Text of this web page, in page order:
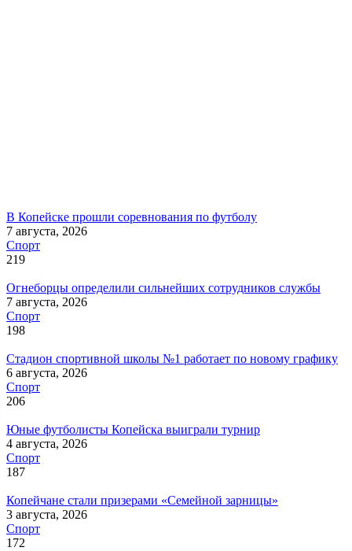
В Копейске прошли соревнования по футболу
7 августа, 2026
Спорт
219
Огнеборцы определили сильнейших сотрудников службы
7 августа, 2026
Спорт
198
Стадион спортивной школы №1 работает по новому графику
6 августа, 2026
Спорт
206
Юные футболисты Копейска выиграли турнир
4 августа, 2026
Спорт
187
Копейчане стали призерами «Семейной зарницы»
3 августа, 2026
Спорт
172